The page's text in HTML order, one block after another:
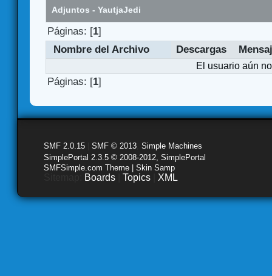
Adjuntos - YautjaJedi
Páginas: [1]
Nombre del Archivo
Descargas
El usuario aún
Páginas: [1]
SMF 2.0.15 SMF © 2013 Simple Machines
SimplePortal 2.3.5 © 2008-2012, SimplePortal
SMFSimple.com Theme | Skin Samp
Boards Topics XML